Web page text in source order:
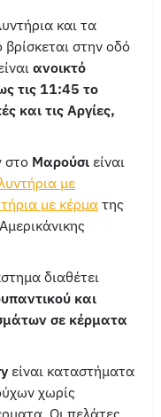
και τα
στην οδό
ανοικτό
τις 11:45 το
και τις Αργίες,
στο Μαρούσι είναι
με
με κέρμα της
διαθέτει
και
σε κέρματα
είναι καταστήματα
χωρίς
Οι πελάτες